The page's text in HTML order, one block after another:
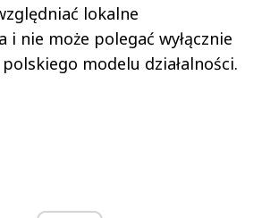
lokalne
i nie może polegać wyłącznie
modelu działalności.